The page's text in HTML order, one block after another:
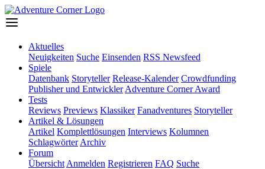
Aktuelles
Neuigkeiten Suche Einsenden RSS Newsfeed
Spiele
Datenbank Storyteller Release-Kalender Crowdfunding
Publisher und Entwickler Adventure Corner Award
Tests
Reviews Previews Klassiker Fanadventures Storyteller
Artikel & Lösungen
Artikel Komplettlösungen Interviews Kolumnen
Schlagwörter Archiv
Forum
Übersicht Anmelden Registrieren FAQ Suche